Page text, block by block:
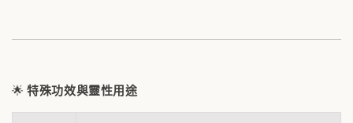
🌟特殊功效與靈性用途